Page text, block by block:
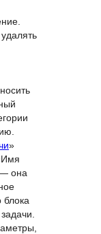
»
— она
блока